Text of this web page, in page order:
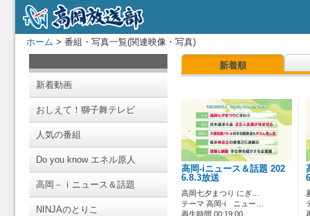
ホーム > 番組・写真一覧(関連映像・写真)
新着動画
おしえて！獅子舞テレビ
人気の番組
Do you know エネル原人
高岡－ｉニュース＆話題
NINJAのとりこ
新着順
高岡-iニュース＆話題 202
6.8.3放送
高岡七夕まつり にぎ…
テーマ 高岡-i ニュー…
再生時間 00:19:00